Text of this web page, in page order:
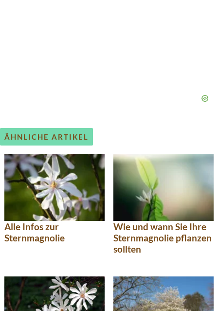
ÄHNLICHE ARTIKEL
Alle Infos zur
Sternmagnolie
Wie und wann Sie Ihre
Sternmagnolie pflanzen
sollten